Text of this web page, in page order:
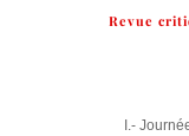
Revue
I.-